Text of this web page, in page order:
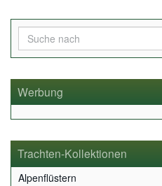
Werbung
Trachten-Kollektionen
Alpenflüstern